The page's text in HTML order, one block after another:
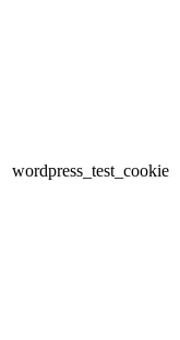
wordpress_test_cookie